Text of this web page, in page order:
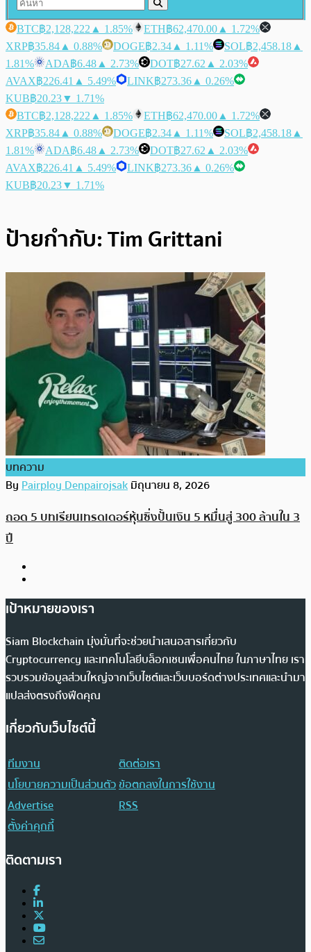
BTC฿2,128,222 ▲ 1.85% ETH฿62,470.00 ▲ 1.72%
XRP฿35.84 ▲ 0.88% DOGE฿2.34 ▲ 1.11% SOL฿2,458.18 ▲
1.81%
ADA฿6.48 ▲ 2.73% DOT฿27.62 ▲ 2.03%
AVAX฿226.41 ▲ 5.49% LINK฿273.36 ▲ 0.26%
KUB฿20.23▼ 1.71%
BTC฿2,128,222 ▲ 1.85% ETH฿62,470.00 ▲ 1.72%
XRP฿35.84 ▲ 0.88% DOGE฿2.34 ▲ 1.11% SOL฿2,458.18 ▲
1.81%
ADA฿6.48 ▲ 2.73% DOT฿27.62 ▲ 2.03%
AVAX฿226.41 ▲ 5.49% LINK฿273.36 ▲ 0.26%
KUB฿20.23▼ 1.71%
ป้ายกำกับ:Tim Grittani
บทความ
ByPairploy Denpairojsakมิถุนายน 8, 2026
ถอด 5 บทเรียนเทรดเดอร์หุ้นซิ่งปั้นเงิน 5 หมื่นสู่ 300 ล้านใน 3
ปี
เป้าหมายของเรา
Siam Blockchain มุ่งมั่นที่จะช่วยนำเสนอสารเกี่ยวกับ
Cryptocurrency และเทคโนโลยีบล็อกเชนเพื่อคนไทย ในภาษาไทย เรา
รวบรวมข้อมูลส่วนใหญ่จากเว็บไซต์และเว็บบอร์ดต่างประเทศและนำมา
แปลส่งตรงถึงฟีดคุณ
เกี่ยวกับเว็บไซต์นี้
ทีมงาน
ติดต่อเรา
นโยบายความเป็นส่วนตัวข้อตกลงในการใช้งาน
Advertise
RSS
ตั้งค่าคุกกี้
ติดตามเรา